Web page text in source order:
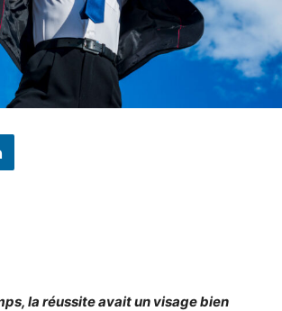
la réussite avait un visage bien